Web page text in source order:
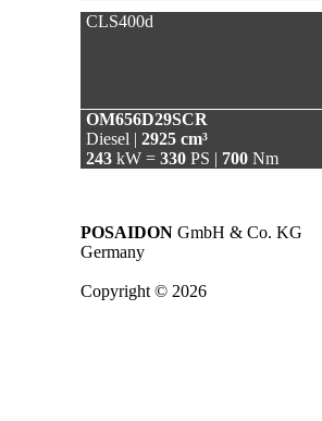
CLS400d
OM656D29SCR
Diesel | 2925 cm³
243 kW = 330 PS | 700 Nm
POSAIDON GmbH & Co. KG
Germany
Copyright © 2026